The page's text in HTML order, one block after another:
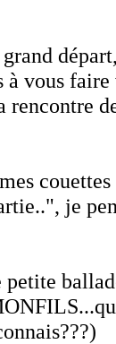
à vous
rencontre
je
petite